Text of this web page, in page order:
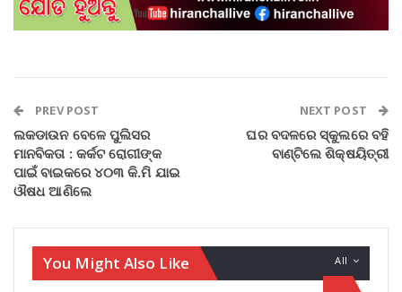
PREV POST
ଲକଡାଉନ ବେଳେ ପୁଲିସର
ମାନବିକତା : କର୍କଟ ରୋଗୀଙ୍କ
ପାଇଁ ବାଇକରେ ୪୦୩ କି.ମି ଯାଇ
ଔଷଧ ଆଣିଲେ
NEXT POST
ଘର ବଦଳରେ ସ୍କୁଲରେ ବହି
ବାଣ୍ଟିଲେ ଶିକ୍ଷୟିତ୍ରୀ
All
You Might Also Like